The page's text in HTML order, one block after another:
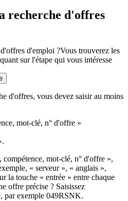
recherche d'offres
d'emploi ?Vous trouverez les
sur l'étape qui vous intéresse
d'offres, vous devez saisir au moins
mot-clé, n° d'offre »
mot-clé, n° d'offre »,
« serveur », « anglais »,
la touche « entrée » entre chaque
offre précise ? Saisissez
par exemple 049RSNK.